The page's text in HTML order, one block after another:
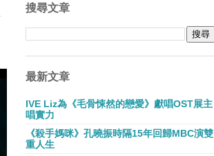
搜尋文章
最新文章
IVE Liz為《毛骨悚然的戀愛》獻唱OST展主
唱實力
《殺手媽咪》孔曉振時隔15年回歸MBC演雙
重人生